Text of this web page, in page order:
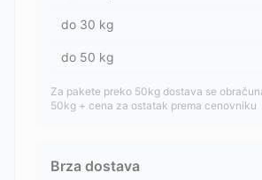
do 30 kg
do 50 kg
Za pakete preko 50kg dostava se
50kg + cena za ostatak prema cenovniku
Brza dostava